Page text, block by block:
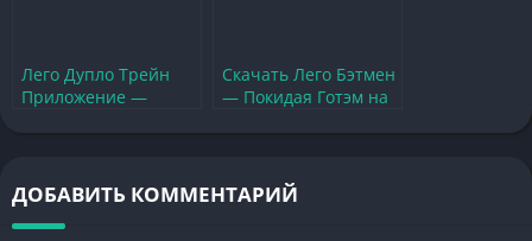
Лего Дупло Трейн
Приложение —
Скачать Лего Бэтмен
— Покидая Готэм на
ДОБАВИТЬ КОММЕНТАРИЙ